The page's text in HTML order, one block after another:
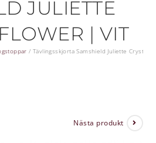
JULIETTE
| VIT
/Tävlingsskjorta Samshield Juliette Crystal
Nästa produkt